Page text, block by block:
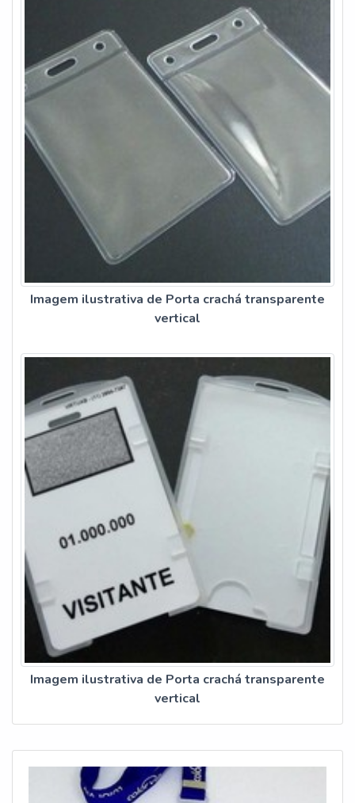
Imagem ilustrativa de Porta crachá transparente
vertical
Imagem ilustrativa de Porta crachá transparente
vertical